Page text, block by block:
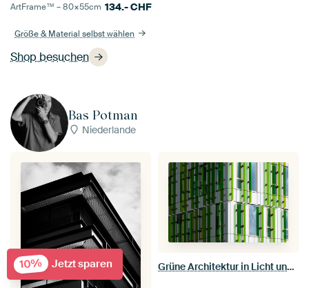
Shop besuchen
ArtFrame™ –80×55cm 134.-CHF
Größe & Material selbst wählen
Bas Potman
Niederlande
Grüne Architektur in Licht und Schatten
10% Jetzt sparen